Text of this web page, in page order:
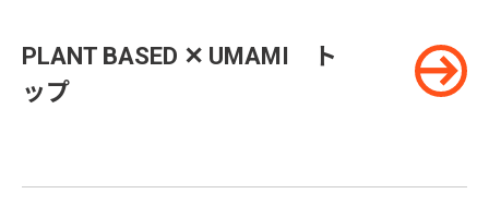
PLANT BASED ✕ UMAMI ト
ップ